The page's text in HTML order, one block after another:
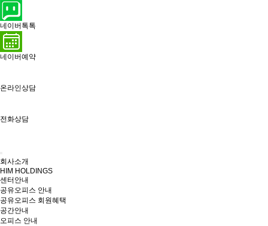
네이버톡톡
네이버예약
온라인상담
전화상담
회사소개
HIM HOLDINGS
센터안내
공유오피스 안내
공유오피스 회원혜택
공간안내
오피스 안내